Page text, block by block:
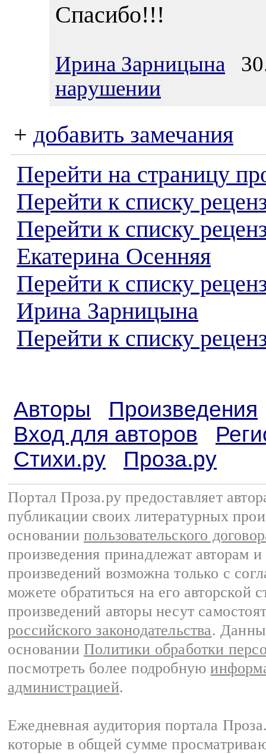
Спасибо!!!
Ирина Зарницына
нарушении
+ добавить замечания
Перейти на страницу
Перейти к списку
Перейти к списку
Екатерина Осенняя
Перейти к списку
Ирина Зарницына
Перейти к списку
Авторы
Произведения
Вход для авторов
Стихи.ру
Проза.ру
Портал Проза.ру предоставляет
публикации своих литературных
основании пользовательского
произведения принадлежат авторам
произведений возможна только с
можете обратиться на его авторской
произведений авторы несут
российского законодательства.
основании Политики обработки
посмотреть более подробную
администрацией.
Ежедневная аудитория портала
которые в общей сумме